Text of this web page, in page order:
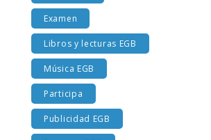
Examen
Libros y lecturas EGB
Música EGB
Participa
Publicidad EGB